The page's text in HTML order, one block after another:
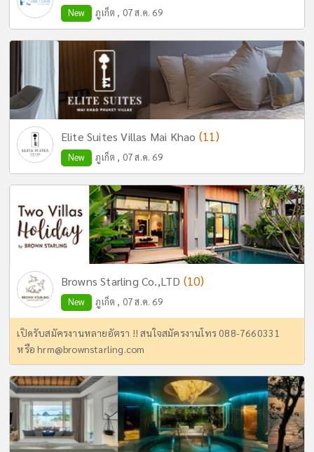
New ภูเก็ต , 07 ส.ค. 69
Elite Suites Villas Mai Khao (11)
New ภูเก็ต , 07 ส.ค. 69
Browns Starling Co.,LTD (10)
New ภูเก็ต , 07 ส.ค. 69
เปิดรับสมัครงานหลายอัตรา !! สนใจสมัครงานโทร 088-7660331
หรือhrm@brownstarling.com